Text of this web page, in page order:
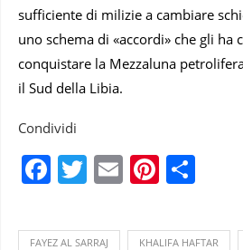
sufficiente di milizie a cambiare
uno schema di «accordi» che gli ha
conquistare la Mezzaluna
il Sud della Libia.
Condividi
Facebook
Twitter
Email
FAYEZ AL SARRAJ KHALIFA HAFTAR